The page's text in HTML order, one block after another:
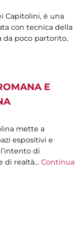
Capitolini, è una
con tecnica della
da poco partorito,
E
mette a
espositivi e
di
di realtà… Continua